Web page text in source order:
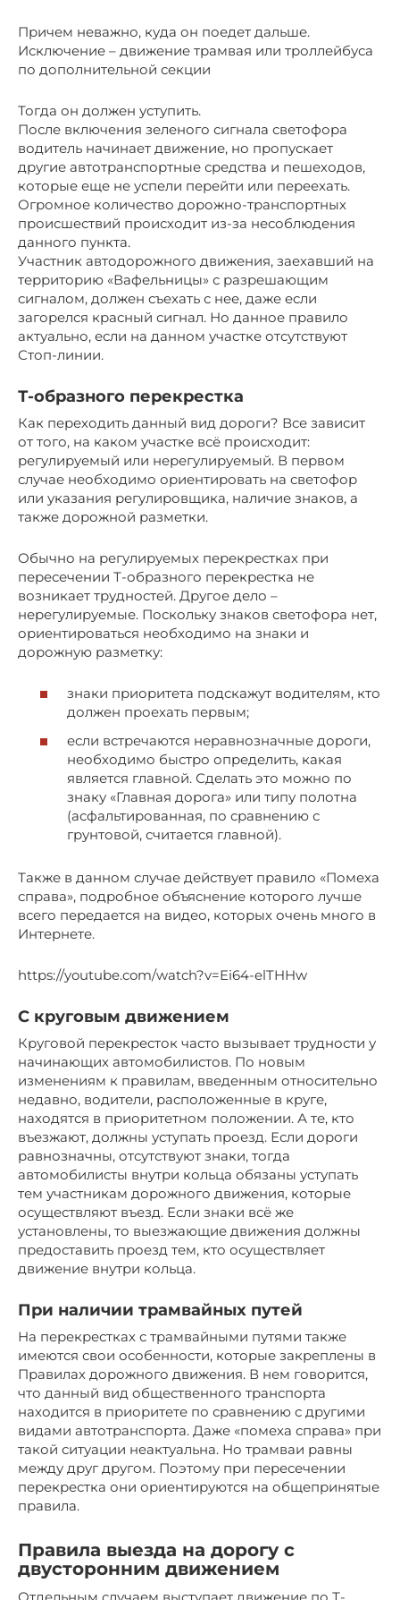
Причем неважно, куда он поедет дальше.
Исключение – движение трамвая или троллейбуса
по дополнительной секции
Тогда он должен уступить.
После включения зеленого сигнала светофора
водитель начинает движение, но пропускает
другие автотранспортные средства и пешеходов,
которые еще не успели перейти или переехать.
Огромное количество дорожно-транспортных
происшествий происходит из-за несоблюдения
данного пункта.
Участник автодорожного движения, заехавший на
территорию «Вафельницы» с разрешающим
сигналом, должен съехать с нее, даже если
загорелся красный сигнал. Но данное правило
актуально, если на данном участке отсутствуют
Стоп-линии.
Т-образного перекрестка
Как переходить данный вид дороги? Все зависит
от того, на каком участке всё происходит:
регулируемый или нерегулируемый. В первом
случае необходимо ориентировать на светофор
или указания регулировщика, наличие знаков, а
также дорожной разметки.
Обычно на регулируемых перекрестках при
пересечении Т-образного перекрестка не
возникает трудностей. Другое дело –
нерегулируемые. Поскольку знаков светофора нет,
ориентироваться необходимо на знаки и
дорожную разметку:
знаки приоритета подскажут водителям, кто
должен проехать первым;
если встречаются неравнозначные дороги,
необходимо быстро определить, какая
является главной. Сделать это можно по
знаку «Главная дорога» или типу полотна
(асфальтированная, по сравнению с
грунтовой, считается главной).
Также в данном случае действует правило «Помеха
справа», подробное объяснение которого лучше
всего передается на видео, которых очень много в
Интернете.
https://youtube.com/watch?v=Ei64-elTHHw
С круговым движением
Круговой перекресток часто вызывает трудности у
начинающих автомобилистов. По новым
изменениям к правилам, введенным относительно
недавно, водители, расположенные в круге,
находятся в приоритетном положении. А те, кто
въезжают, должны уступать проезд. Если дороги
равнозначны, отсутствуют знаки, тогда
автомобилисты внутри кольца обязаны уступать
тем участникам дорожного движения, которые
осуществляют въезд. Если знаки всё же
установлены, то выезжающие движения должны
предоставить проезд тем, кто осуществляет
движение внутри кольца.
При наличии трамвайных путей
На перекрестках с трамвайными путями также
имеются свои особенности, которые закреплены в
Правилах дорожного движения. В нем говорится,
что данный вид общественного транспорта
находится в приоритете по сравнению с другими
видами автотранспорта. Даже «помеха справа» при
такой ситуации неактуальна. Но трамваи равны
между друг другом. Поэтому при пересечении
перекрестка они ориентируются на общепринятые
правила.
Правила выезда на дорогу с
двусторонним движением